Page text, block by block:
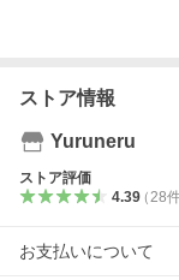
ストア情報
Yuruneru
ストア評価
4.39（ 28
お支払いについて